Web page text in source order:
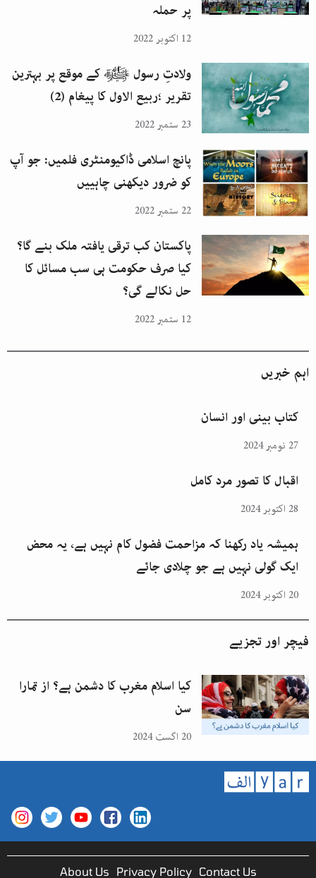
پر حملہ
12 اکتوبر 2022
ولادتِ رسول ﷺ کے موقع پر بہترین
تقریر ؛ربیع الاول کا پیغام (2)
23 ستمبر 2022
پانچ اسلامی ڈاکیومنٹری فلمیں: جو آپ
کو ضرور دیکھنی چاہییں
22 ستمبر 2022
پاکستان کب ترقی یافتہ ملک بنے گا؟
کیا صرف حکومت ہی سب مسائل کا
حل نکالے گی؟
12 ستمبر 2022
اہم خبریں
کتاب بینی اور انسان
27 نومبر 2024
اقبال کا تصور مرد کامل
28 اکتوبر 2024
ہمیشہ یاد رکھنا کہ مزاحمت فضول کام نہیں ہے، یہ محض
ایک گولی نہیں ہے جو چلادی جائے
20 اکتوبر 2024
فیچر اور تجزیے
کیا اسلام مغرب کا دشمن ہے؟ از تمارا
سن
20 اگست 2024
About Us Privacy Policy Contact Us